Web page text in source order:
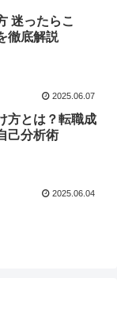
迷ったらこ
徹底解説
2025.06.07
方とは？転職成
己分析術
2025.06.04